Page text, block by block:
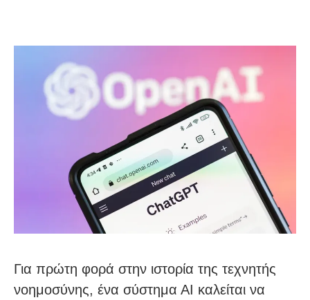
Για πρώτη φορά στην ιστορία της τεχνητής
νοημοσύνης, ένα σύστημα ΑΙ καλείται να